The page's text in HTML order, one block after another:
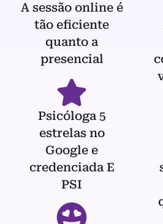
A sessão online é
tão eficiente
quanto a
presencial
Psicóloga 5
estrelas no
Google e
credenciada E
PSI